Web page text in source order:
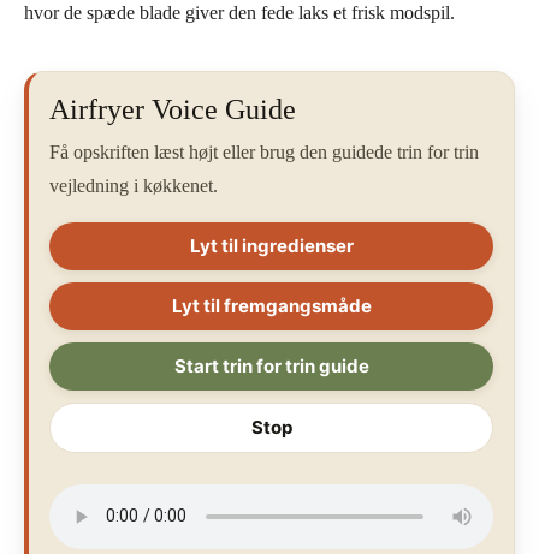
hvor de spæde blade giver den fede laks et frisk modspil.
Airfryer Voice Guide
Få opskriften læst højt eller brug den guidede trin for trin
vejledning i køkkenet.
Lyt til ingredienser
Lyt til fremgangsmåde
Start trin for trin guide
Stop